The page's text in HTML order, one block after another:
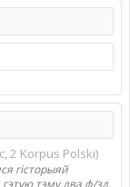
2 Korpus Polski)
гісторыяй